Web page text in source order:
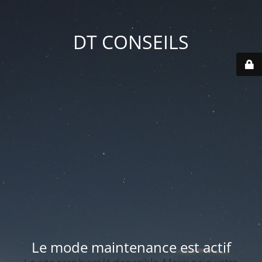
DT CONSEILS
Le mode maintenance est actif